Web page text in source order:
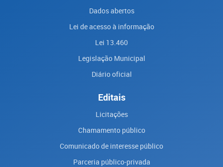
Dados abertos
Lei de acesso à informação
Lei 13.460
Legislação Municipal
Diário oficial
Editais
Licitações
Chamamento público
Comunicado de interesse público
Parceria público-privada